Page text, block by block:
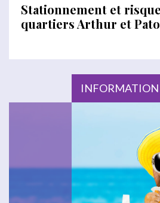
Stationnement et
quartiers Arthur et
INFORMATION